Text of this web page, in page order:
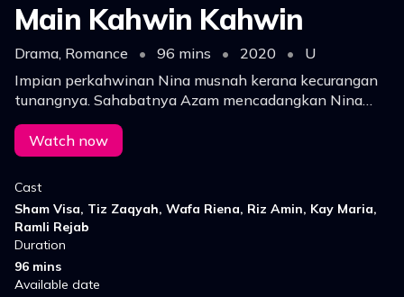
Main Kahwin Kahwin
Drama, Romance • 96 mins • 2020 •
U
Impian perkahwinan Nina musnah kerana kecurangan
tunangnya. Sahabatnya Azam mencadangkan Nina
untuk merancang perkahwinannya seperti ‘main
kahwin kahwin’ ketika zaman kanak-kanak mereka.
Watch now
Cast
Sham Visa, Tiz Zaqyah, Wafa Riena, Riz Amin, Kay Maria,
Ramli Rejab
Duration
96 mins
Available date